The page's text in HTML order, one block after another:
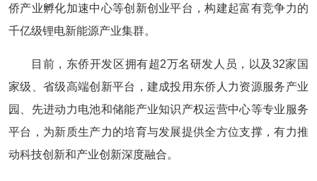
侨产业孵化加速中心等创新创业平台，构建起富有竞争力的
千亿级锂电新能源产业集群。
目前，东侨开发区拥有超2万名研发人员，以及32家国
家级、省级高端创新平台，建成投用东侨人力资源服务产业
园、先进动力电池和储能产业知识产权运营中心等专业服务
平台，为新质生产力的培育与发展提供全方位支撑，有力推
动科技创新和产业创新深度融合。